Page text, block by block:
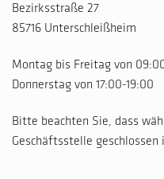
Bezirksstraße 27
85716 Unterschleißheim
Montag bis Freitag von
Donnerstag von 17:00-19:00
Bitte beachten Sie, dass
Geschäftsstelle geschlossen